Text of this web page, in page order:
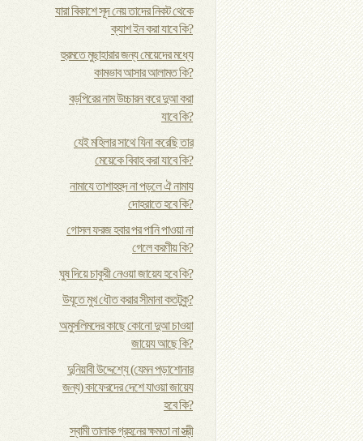
যারা বিকাশে সূদ নেয় তাদের নিকট থেকে
ক্যাশ ইন করা যাবে কি?
হুরমতে মুছাহারার জন্য মেয়েদের মধ্যে
কামভাব আসার আলামত কি?
বড়পিরের নাম উচ্চারন করে দুআ করা
যাবে কি?
যেই মহিলার সাথে যিনা করেছি তার
মেয়েকে বিবাহ করা যাবে কি?
নামাযে তাশাহহুদ না পড়লে ঐ নামায
দোহরাতে হবে কি?
গোসল ফরজ হবার পর পানি পাওয়া না
গেলে করণীয় কি?
ঘুষ দিয়ে চাকুরী নেওয়া জায়েয হবে কি?
উযূতে মুখ ধৌত করার সীমানা কতটুকু?
অমুসলিমদের কাছে কোনো দুআ চাওয়া
জায়েয আছে কি?
দুনিয়াবী উদ্দেশ্যে (যেমন পড়াশোনার
জন্য) কাফেরদের দেশে যাওয়া জায়েয
হবে কি?
স্বামী তালাক গ্রহনের ক্ষমতা না স্ত্রী